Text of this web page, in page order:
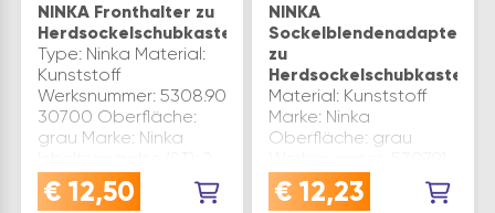
NINKA Fronthalter zu
Herdsockelschubkasten
Type: Ninka Material:
Kunststoff
Werksnummer: 5308.90
30700 Oberfläche:
grau Marke: Ninka
€ 12,50
NINKA
Sockelblendenadapter
zu
Herdsockelschubkasten
Material: Kunststoff
Marke: Ninka
Oberfläche: grau
30305 Type: Ninka
Inhaltsangabe (ST): 2
€ 12,23